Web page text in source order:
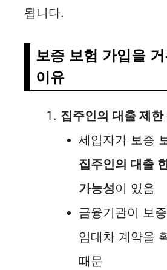
됩니다.
보증 보험 가입을
이유
집주인의 대출 제한
세입자가 보증
집주인의 대출
가능성이 있음
금융기관이 보
임대차 계약을
때문